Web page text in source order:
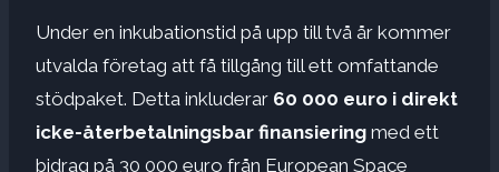
Under en inkubationstid på upp till två år kommer
utvalda företag att få tillgång till ett omfattande
stödpaket. Detta inkluderar 60 000 euro i direkt
icke-återbetalningsbar finansiering med ett
bidrag på 30 000 euro från European Space